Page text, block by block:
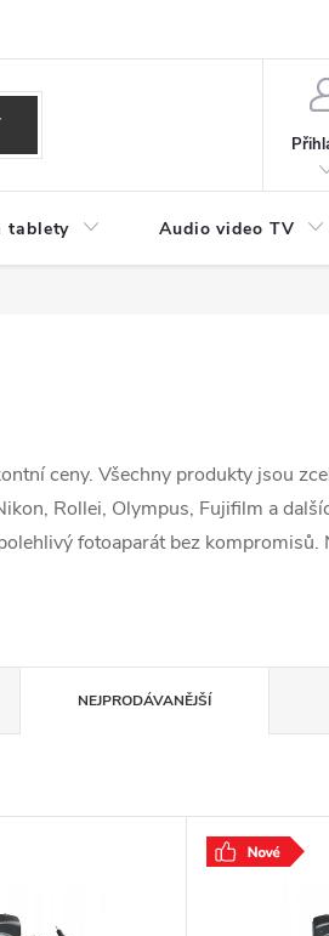
tablety Audio video TV
ceny. Všechny produkty jsou
Rollei, Olympus, Fujifilm a
fotoaparát bez kompromisů.
NEJPRODÁVANĚJŠÍ